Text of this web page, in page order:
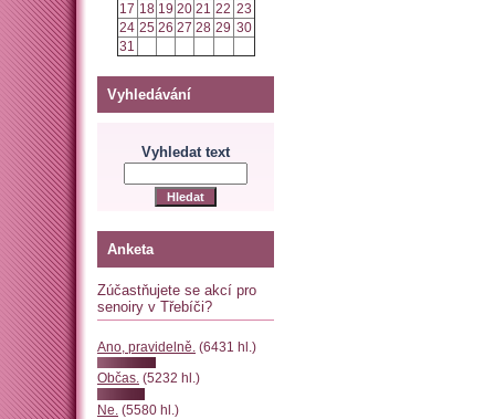
17 18 19 20 21 22 23
24 25 26 27 28 29 30
31
Vyhledávání
Vyhledat text
Anketa
Zúčastňujete se akcí pro
senoiry v Třebíči?
Ano, pravidelně. (6431 hl.)
Občas. (5232 hl.)
Ne. (5580 hl.)